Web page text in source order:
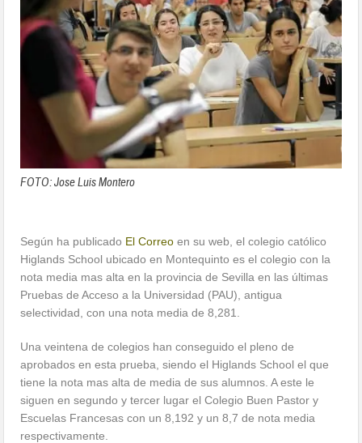
FOTO: Jose Luis Montero
Según ha publicado El Correo en su web, el colegio católico
Higlands School ubicado en Montequinto es el colegio con la
nota media mas alta en la provincia de Sevilla en las últimas
Pruebas de Acceso a la Universidad (PAU), antigua
selectividad, con una nota media de 8,281.
Una veintena de colegios han conseguido el pleno de
aprobados en esta prueba, siendo el Higlands School el que
tiene la nota mas alta de media de sus alumnos. A este le
siguen en segundo y tercer lugar el Colegio Buen Pastor y
Escuelas Francesas con un 8,192 y un 8,7 de nota media
respectivamente.